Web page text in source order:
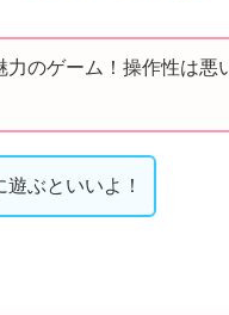
力のゲーム！操作性は悪
ぶといいよ！